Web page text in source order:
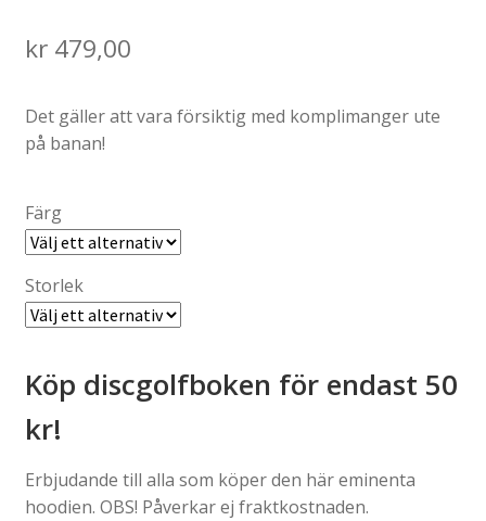
kr479,00
Det gäller att vara försiktig med komplimanger ute
på banan!
Färg
Storlek
Köp discgolfboken för endast 50
kr!
Erbjudande till alla som köper den här eminenta
hoodien. OBS! Påverkar ej fraktkostnaden.